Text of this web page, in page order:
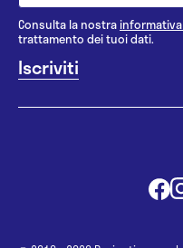
Consulta la nostra
trattamento dei tuoi dati.